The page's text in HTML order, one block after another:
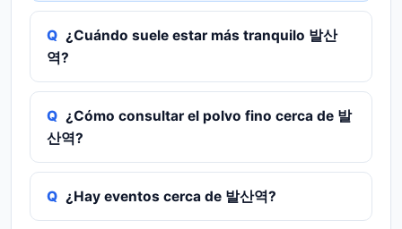
¿Cuándo suele estar más tranquilo 발산
역?
¿Cómo consultar el polvo fino cerca de 발
산역?
¿Hay eventos cerca de 발산역?